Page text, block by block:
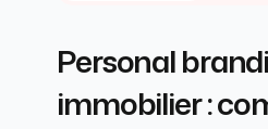
Personal
immobilier :